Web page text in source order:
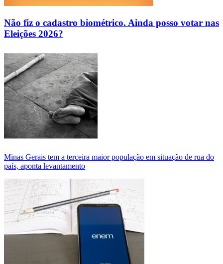
Não fiz o cadastro biométrico. Ainda posso votar nas
Eleições 2026?
Minas Gerais tem a terceira maior população em situação de rua do
país, aponta levantamento